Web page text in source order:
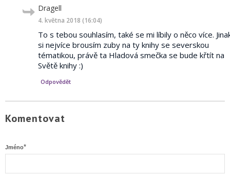
Dragell
napsal:
4. května 2018 (16:04)
To s tebou souhlasím, také se mi líbily o něco více.
si nejvíce brousím zuby na ty knihy se severskou
tématikou, právě ta Hladová smečka se bude křtít na
Světě knihy :)
Odpovědět
Komentovat
Jméno*